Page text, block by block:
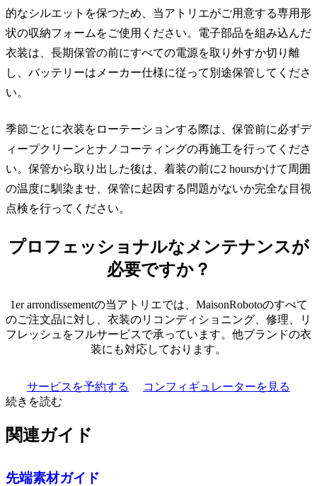
的なシルエットを保つため、当アトリエがご用意する専用形
状の収納フォームをご使用ください。電子部品を組み込んだ
衣装は、長期保管の前にすべての電源を取り外すか切り離
し、バッテリーはメーカー仕様に従って別途保管してくださ
い。
季節ごとに衣装をローテーションする際は、保管前に必ずデ
ィープクリーンとナノコーティングの再施工を行ってくださ
い。保管から取り出した後は、着装の前に2 hoursかけて周囲
の温度に馴染ませ、保管に起因する問題がないか完全な目視
点検を行ってください。
プロフェッショナルなメンテナンスが
必要ですか？
1er arrondissementの当アトリエでは、MaisonRobotoのすべて
のご注文品に対し、衣装のリコンディショニング、修理、リ
フレッシュをフルサービスで承っています。他ブランドの衣
装にも対応しております。
サービスを予約する
コンフィギュレーターを見る
続きを読む
関連ガイド
先端素材ガイド